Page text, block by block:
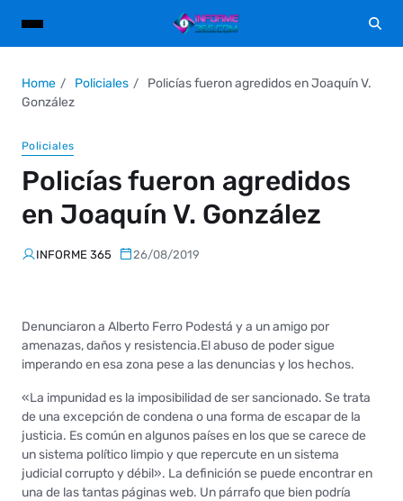
Home Policiales
Policías fueron agredidos en Joaquín V.
González
Policiales
Policías fueron agredidos
en Joaquín V. González
INFORME 365 26/08/2019
Denunciaron a Alberto Ferro Podestá y a un amigo por
amenazas, daños y resistencia.El abuso de poder sigue
imperando en esa zona pese a las denuncias y los hechos.
«La impunidad es la imposibilidad de ser sancionado. Se trata
de una excepción de condena o una forma de escapar de la
justicia. Es común en algunos países en los que se carece de
un sistema político limpio y que repercute en un sistema
judicial corrupto y débil». La definición se puede encontrar en
una de las tantas páginas web. Un párrafo que bien podría